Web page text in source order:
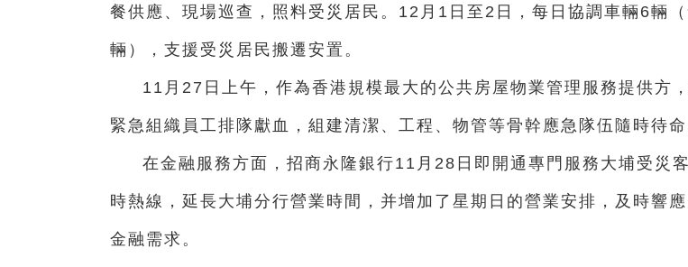
餐供應、現場巡查，照料受災居民。12月1日至2日，每日協調車輛6輛
輛），支援受災居民搬遷安置。
11月27日上午，作為香港規模最大的公共房屋物業管理服務提供方
緊急組織員工排隊獻血，組建清潔、工程、物管等骨幹應急隊伍隨時待命
在金融服務方面，招商永隆銀行11月28日即開通專門服務大埔受災
時熱線，延長大埔分行營業時間，并增加了星期日的營業安排，及時響
金融需求。